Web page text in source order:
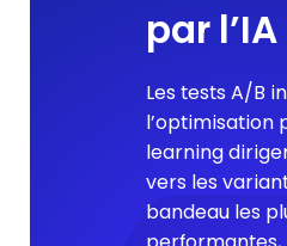
par l’IA
Les tests A/B
l’optimisation
learning
vers les
bandeau les